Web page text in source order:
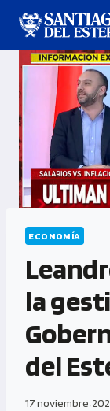
ECONOMÍA
la
del
17 noviembre,